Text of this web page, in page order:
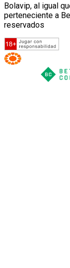
Bolavip, al igual
perteneciente a
reservados